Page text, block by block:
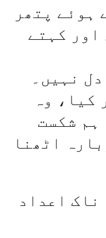
ہوئے پتھر
اور کہتے
نہیں۔
کیا، وہ
ہم شکست
اٹھنا
ناک اعداد